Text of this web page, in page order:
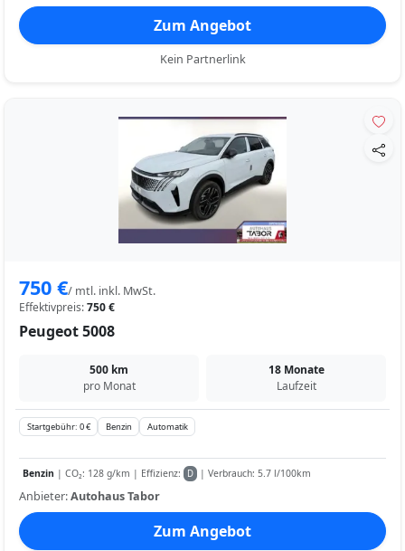
Zum Angebot
Kein Partnerlink
750 €/ mtl. inkl. MwSt.
Effektivpreis:750 €
Peugeot 5008
500 km
pro Monat
18 Monate
Laufzeit
Startgebühr: 0 € Benzin Automatik
Benzin | CO₂: 128 g/km | Effizienz: D | Verbrauch: 5.7 l/100km
Anbieter:Autohaus Tabor
Zum Angebot